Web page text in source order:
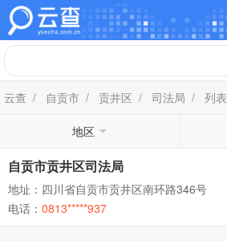
云查 / 自贡市 / 贡井区 / 司法局 / 列表
地区
自贡市贡井区司法局
地址：四川省自贡市贡井区南环路346号
电话： 0813*****937